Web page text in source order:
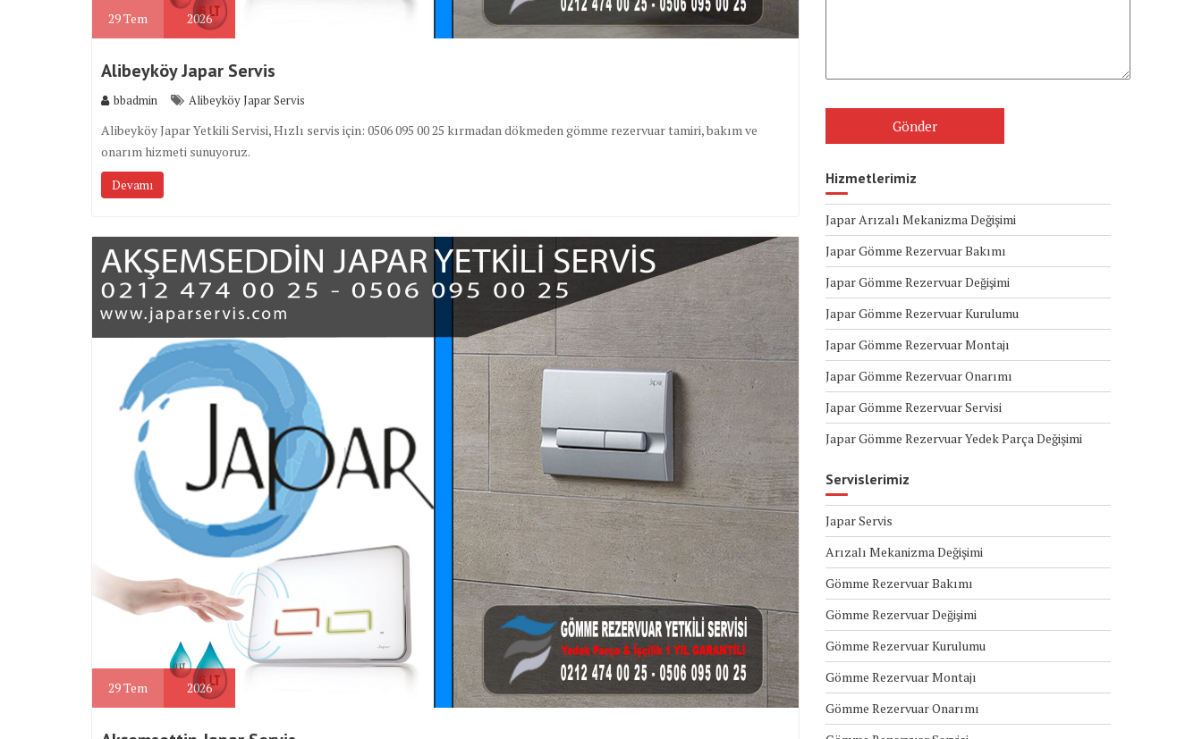
29Tem 2026
Alibeyköy Japar Servis
bbadmin Alibeyköy Japar Servis
Alibeyköy Japar Yetkili Servisi, Hızlı servis için: 0506 095 00 25 kırmadan dökmeden gömme rezervuar tamiri, bakım ve
onarım hizmeti sunuyoruz.
Devamı
29Tem 2026
Hizmetlerimiz
Japar Arızalı Mekanizma Değişimi
Japar Gömme Rezervuar Bakımı
Japar Gömme Rezervuar Değişimi
Japar Gömme Rezervuar Kurulumu
Japar Gömme Rezervuar Montajı
Japar Gömme Rezervuar Onarımı
Japar Gömme Rezervuar Servisi
Japar Gömme Rezervuar Yedek Parça Değişimi
Servislerimiz
Japar Servis
Arızalı Mekanizma Değişimi
Gömme Rezervuar Bakımı
Gömme Rezervuar Değişimi
Gömme Rezervuar Kurulumu
Gömme Rezervuar Montajı
Gömme Rezervuar Onarımı